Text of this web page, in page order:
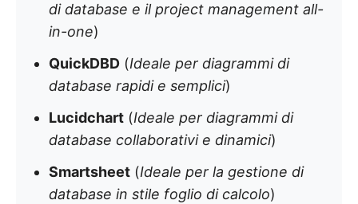
di database e il project management all-
in-one)
QuickDBD (Ideale per diagrammi di
database rapidi e semplici)
Lucidchart (Ideale per diagrammi di
database collaborativi e dinamici)
Smartsheet (Ideale per la gestione di
database in stile foglio di calcolo)